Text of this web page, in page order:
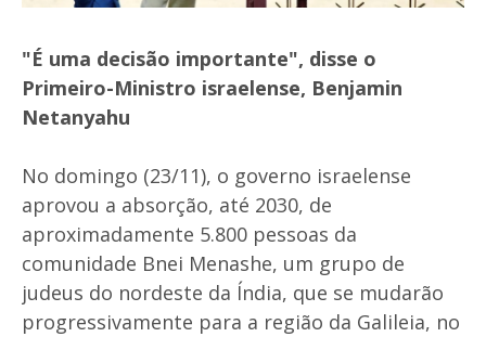
"É uma decisão importante", disse o
Primeiro-Ministro israelense, Benjamin
Netanyahu
No domingo (23/11), o governo israelense
aprovou a absorção, até 2030, de
aproximadamente 5.800 pessoas da
comunidade Bnei Menashe, um grupo de
judeus do nordeste da Índia, que se mudarão
progressivamente para a região da Galileia, no